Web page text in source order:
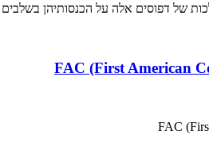
אלה על הכנסותיהן בשלבים